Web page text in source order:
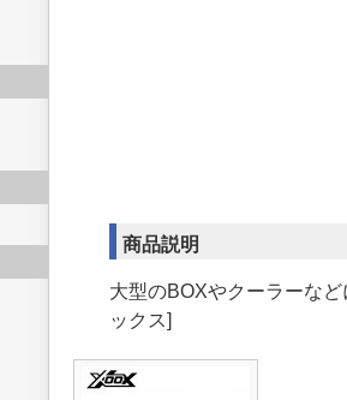
商品説明
大型のBOXやクーラーな
ックス]